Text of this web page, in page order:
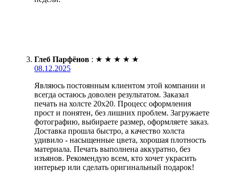
Глеб Парфёнов : ★ ★ ★ ★ ★
08.12.2025
Являюсь постоянным клиентом этой компании и
всегда остаюсь доволен результатом. Заказал
печать на холсте 20х20. Процесс оформления
прост и понятен, без лишних проблем. Загружаете
фотографию, выбираете размер, оформляете заказ.
Доставка прошла быстро, а качество холста
удивило - насыщенные цвета, хорошая плотность
материала. Печать выполнена аккуратно, без
изъянов. Рекомендую всем, кто хочет украсить
интерьер или сделать оригинальный подарок!